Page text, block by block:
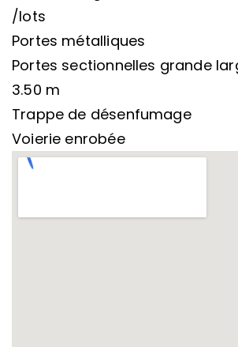
/lots
Portes métalliques
Portes sectionnelles grande
3.50 m
Trappe de désenfumage
Voierie enrobée